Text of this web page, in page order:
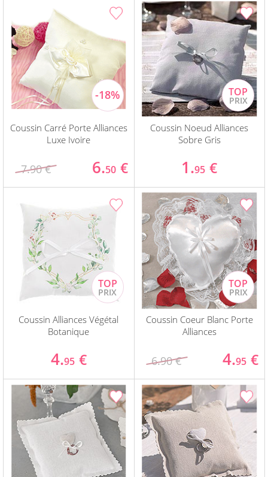
Coussin Carré Porte Alliances
Luxe Ivoire
7.90 € 6.50 €
Coussin Noeud Alliances
Sobre Gris
1.95 €
Coussin Alliances Végétal
Botanique
4.95 €
Coussin Coeur Blanc Porte
Alliances
6.90 € 4.95 €